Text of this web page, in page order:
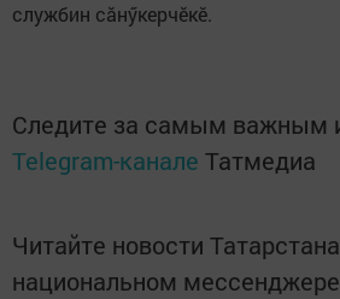
службин сăнӳкерчӗкӗ.
Следите за самым важным
Telegram-канале Татмедиа
Читайте новости
национальном